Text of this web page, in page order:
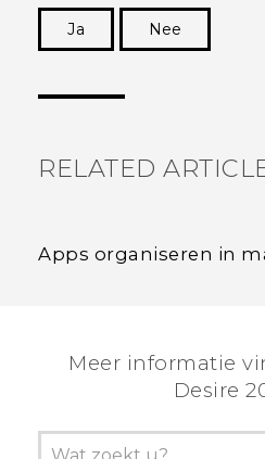
Ja
Nee
RELATED
Apps organiseren in
Meer informatie
Desire